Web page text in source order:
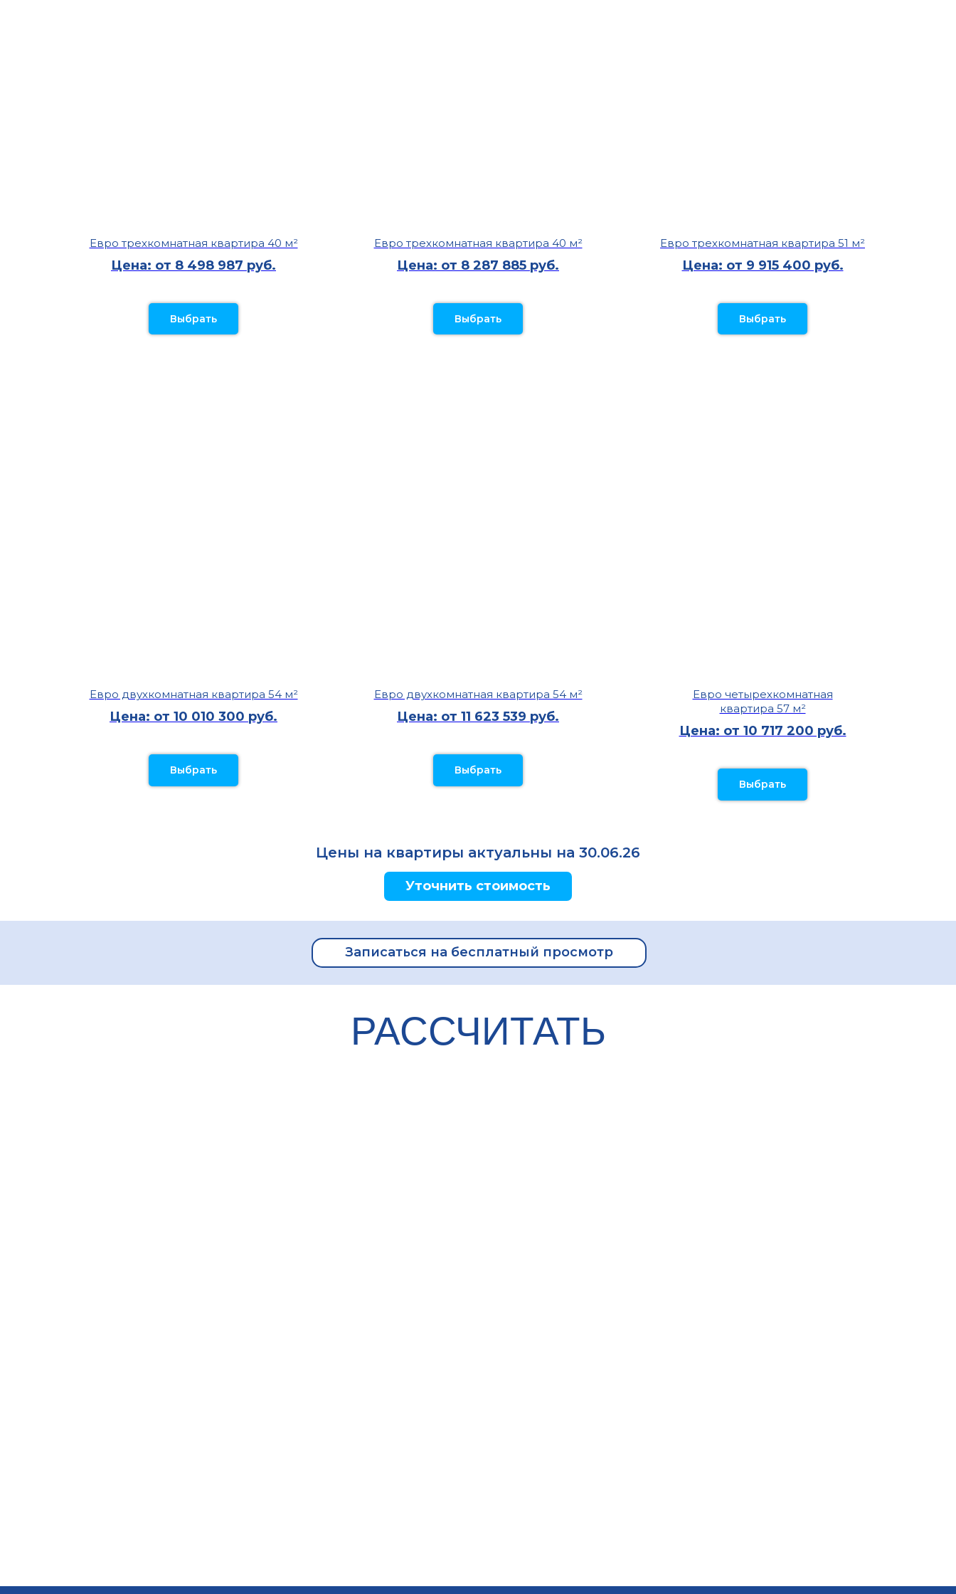
Евро трехкомнатная квартира 40 м²
Цена: от 8 498 987 руб.
Выбрать
Евро трехкомнатная квартира 40 м²
Цена: от 8 287 885 руб.
Выбрать
Евро трехкомнатная квартира 51 м²
Цена: от 9 915 400 руб.
Выбрать
Евро двухкомнатная квартира 54 м²
Цена: от 10 010 300 руб.
Выбрать
Евро двухкомнатная квартира 54 м²
Цена: от 11 623 539 руб.
Выбрать
Евро четырехкомнатная
квартира 57 м²
Цена: от 10 717 200 руб.
Выбрать
Уточнить стоимость
Цены на квартиры актуальны на 30.06.26
Записаться на бесплатный просмотр
РАССЧИТАТЬ